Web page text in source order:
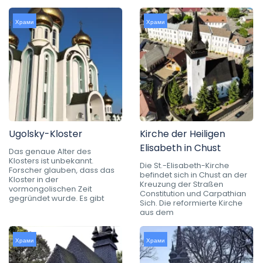
Храми
Ugolsky-Kloster
Das genaue Alter des
Klosters ist unbekannt.
Forscher glauben, dass das
Kloster in der
vormongolischen Zeit
gegründet wurde. Es gibt
Храми
Kirche der Heiligen
Elisabeth in Chust
Die St.-Elisabeth-Kirche
befindet sich in Chust an der
Kreuzung der Straßen
Constitution und Carpathian
Sich. Die reformierte Kirche
aus dem
Храми Храми